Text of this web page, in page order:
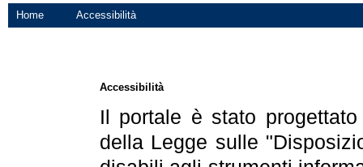
Home Accessibilità
Accessibilità
Il portale è stato
della Legge sulle